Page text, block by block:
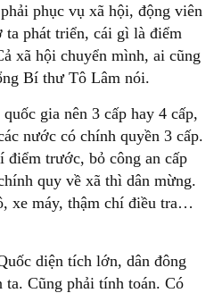
phục vụ xã hội, động viên
ta phát triển, cái gì là điểm
xã hội chuyển mình, ai cũng
Bí thư Tô Lâm nói.
gia nên 3 cấp hay 4 cấp,
nước có chính quyền 3 cấp.
điểm trước, bỏ công an cấp
quy về xã thì dân mừng.
xe máy, thậm chí điều tra…
diện tích lớn, dân đông
Cũng phải tính toán. Có